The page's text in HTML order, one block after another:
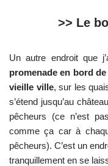
>> Le
Un autre endroit que
promenade en bord
vieille ville, sur les
s’étend jusqu’au
pêcheurs (ce n’est
comme ça car à
pêcheurs). C’est un
tranquillement en se